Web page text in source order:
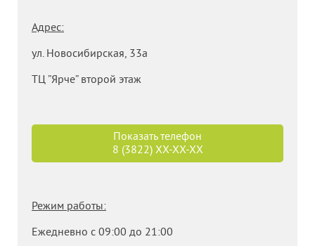
Адрес:
ул. Новосибирская, 33а
ТЦ ”Ярче” второй этаж
Показать телефон
8 (3822) XX-XX-XX
Режим работы:
Ежедневно с 09:00 до 21:00